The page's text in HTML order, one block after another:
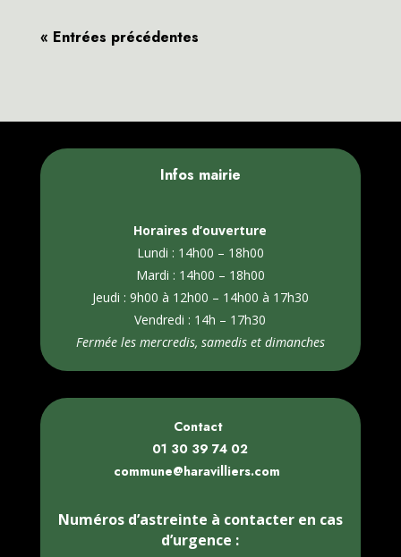
« Entrées précédentes
Infos mairie
Horaires d’ouverture
Lundi : 14h00 – 18h00
Mardi : 14h00 – 18h00
Jeudi : 9h00 à 12h00 – 14h00 à 17h30
Vendredi : 14h – 17h30
Fermée les mercredis, samedis et dimanches
Contact
01 30 39 74 02
commune@haravilliers.com
Numéros d’astreinte à contacter en cas
d’urgence :